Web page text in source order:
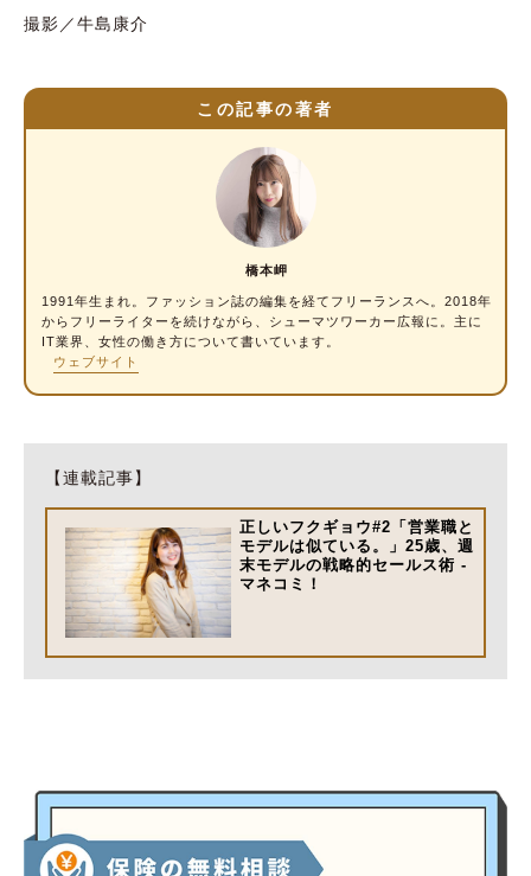
撮影／牛島康介
この記事の著者
橋本岬
1991年生まれ。ファッション誌の編集を経てフリーランスへ。2018年
からフリー ライター を続けながら、シューマツワーカー広報に。主に
IT業界、女性の働き方について書いています。
ウェブサイト
【連載記事】
正しいフクギョウ#2「営業職と
モデルは似ている。」25歳、週
末モデルの戦略的セールス術 -
マネコミ！